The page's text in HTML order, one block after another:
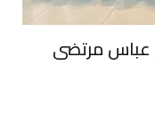
عباس مرتضى